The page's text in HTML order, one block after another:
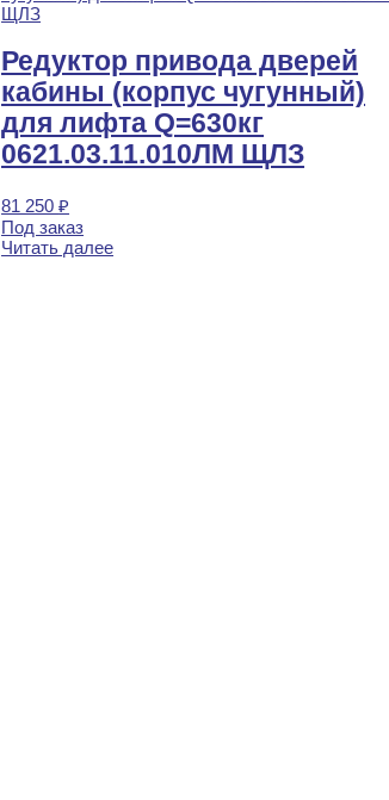
Редуктор привода дверей
кабины (корпус чугунный)
для лифта Q=630кг
0621.03.11.010ЛМ ЩЛЗ
81 250₽
Под заказ
Читать далее